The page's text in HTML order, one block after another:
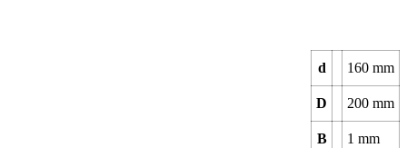
d 160 mm
D 200 mm
B 1 mm